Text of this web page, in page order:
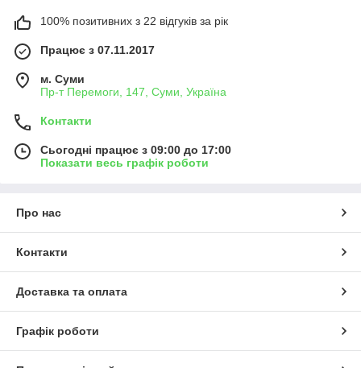
100% позитивних з 22 відгуків за рік
Працює з 07.11.2017
м. Суми
Пр-т Перемоги, 147, Суми, Україна
Контакти
Сьогодні працює з 09:00 до 17:00
Показати весь графік роботи
Про нас
Контакти
Доставка та оплата
Графік роботи